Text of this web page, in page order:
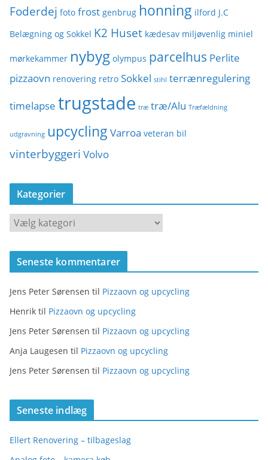
Foderdej foto frost genbrug honning ilford J.C
Belægning og Sokkel K2 Huset kædesav miljøvenlig miniel
mørkekammer nybyg olympus parcelhus Perlite
pizzaovn renovering retro Sokkel stihl terrænregulering
timelapse trugstade træ træ/Alu Træfældning
udgravning upcycling Varroa veteran bil
vinterbyggeri Volvo
Kategorier
K
a
t
o
r
i
r
Seneste kommentarer
Jens Peter Sørensen til Pizzaovn og upcycling
Henrik til Pizzaovn og upcycling
Jens Peter Sørensen til Pizzaovn og upcycling
Anja Laugesen til Pizzaovn og upcycling
Jens Peter Sørensen til Pizzaovn og upcycling
Seneste indlæg
Ellert Renovering – tilbageslag